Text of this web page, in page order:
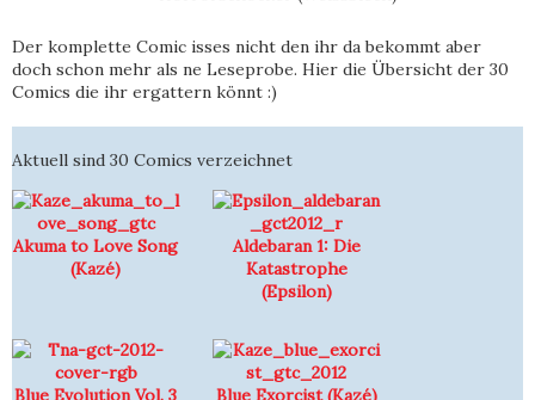
Der komplette Comic isses nicht den ihr da bekommt aber
doch schon mehr als ne Leseprobe. Hier die Übersicht der 30
Comics die ihr ergattern könnt :)
Aktuell sind 30 Comics verzeichnet
Akuma to Love Song
(Kazé)
Aldebaran 1: Die
Katastrophe
(Epsilon)
Blue Evolution Vol. 3
Blue Exorcist (Kazé)